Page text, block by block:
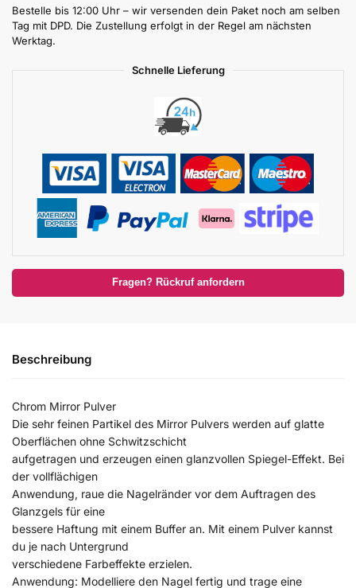
Bestelle bis 12:00 Uhr – wir versenden dein Paket noch am selben
Tag mit DPD. Die Zustellung erfolgt in der Regel am nächsten
Werktag.
Schnelle Lieferung
Fragen? Rückruf anfordern
Beschreibung
Chrom Mirror Pulver
Die sehr feinen Partikel des Mirror Pulvers werden auf glatte
Oberflächen ohne Schwitzschicht
aufgetragen und erzeugen einen glanzvollen Spiegel-Effekt. Bei
der vollflächigen
Anwendung, raue die Nagelränder vor dem Auftragen des
Glanzgels für eine
bessere Haftung mit einem Buffer an. Mit einem Pulver kannst
du je nach Untergrund
verschiedene Farbeffekte erzielen.
Anwendung: Modelliere den Nagel fertig und trage eine